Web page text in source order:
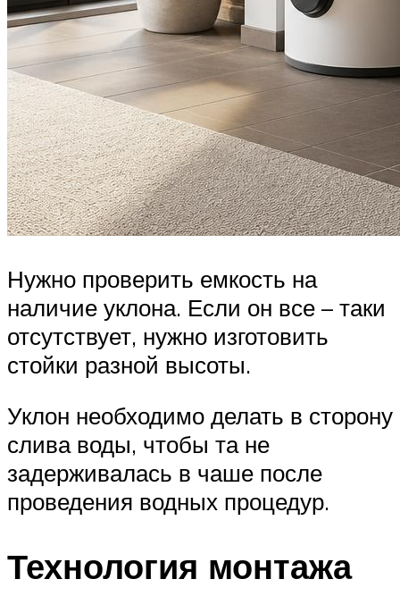
Нужно проверить емкость на
наличие уклона. Если он все – таки
отсутствует, нужно изготовить
стойки разной высоты.
Уклон необходимо делать в сторону
слива воды, чтобы та не
задерживалась в чаше после
проведения водных процедур.
Технология монтажа